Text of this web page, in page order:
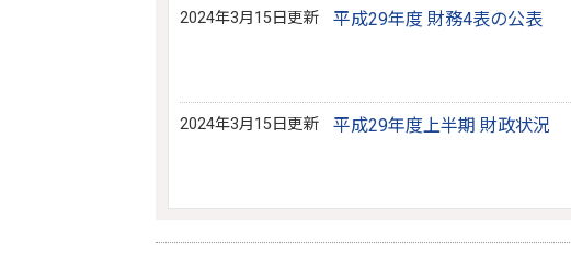
2024年3月15日更新 平成29年度 財務4表の公表
2024年3月15日更新 平成29年度上半期 財政状況